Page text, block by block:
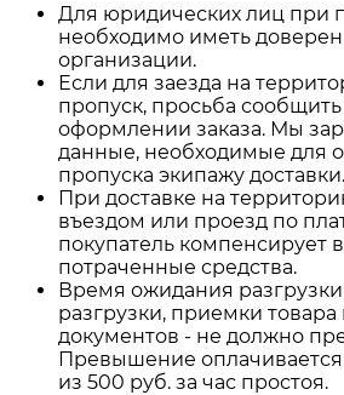
Для юридических лиц при
необходимо иметь
организации.
Если для заезда на
пропуск, просьба
оформлении заказа. Мы
данные, необходимые для
пропуска экипажу доставки.
При доставке на
въездом или проезд по
покупатель компенсирует
потраченные средства.
Время ожидания
разгрузки, приемки
документов - не должно
Превышение оплачивается
из 500 руб. за час простоя.